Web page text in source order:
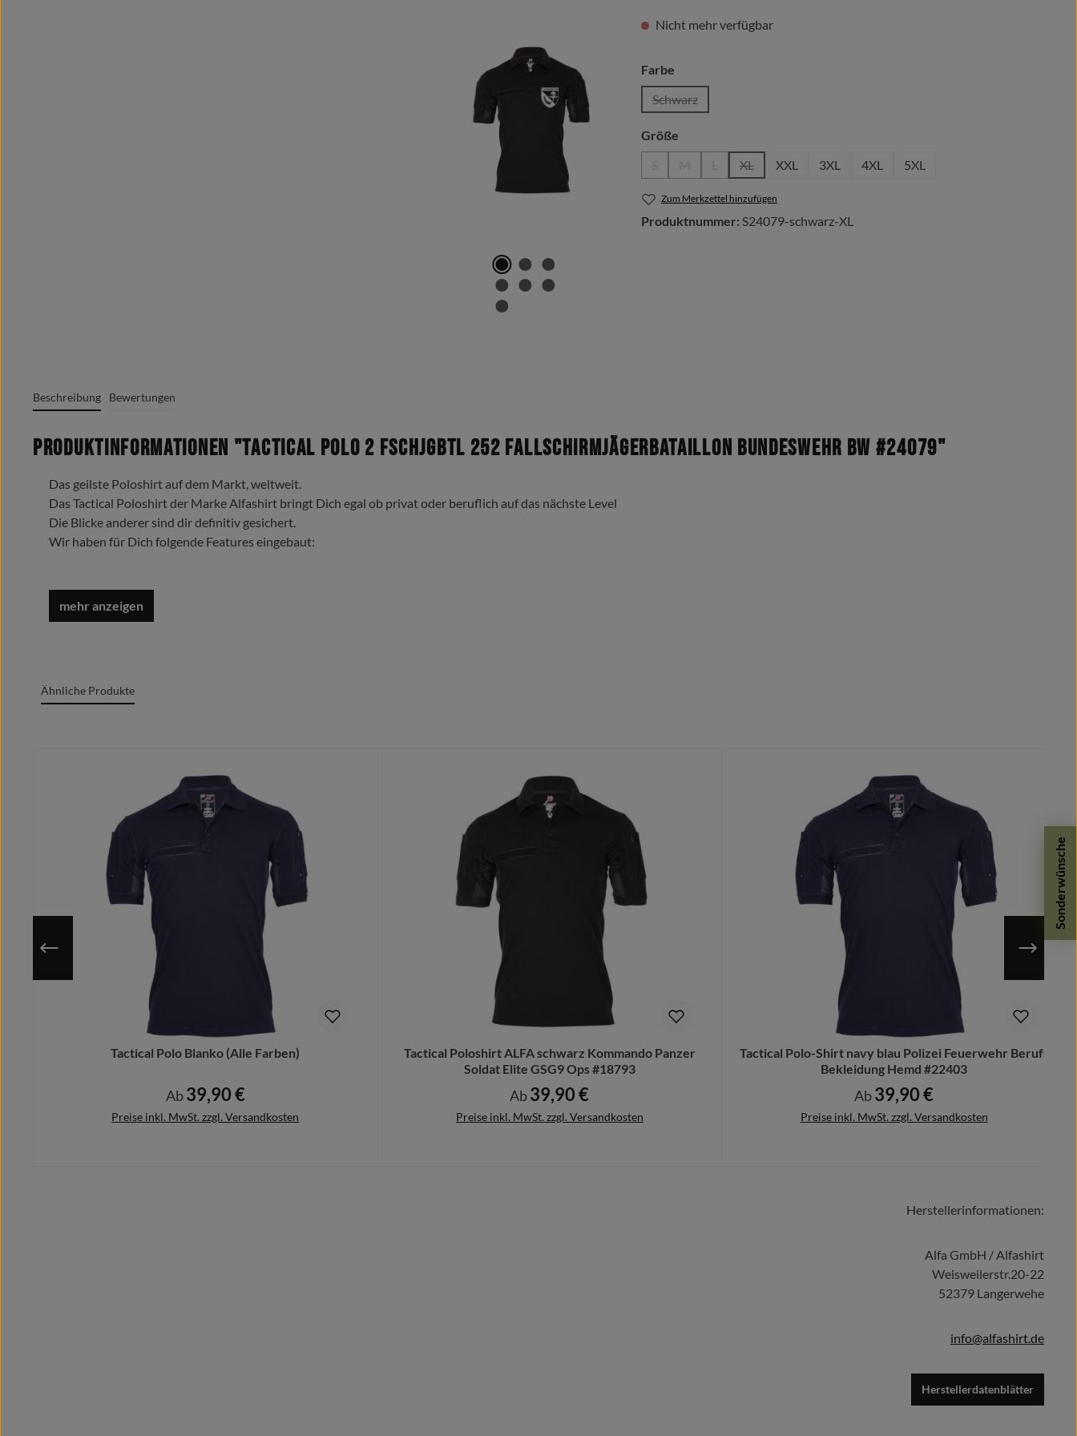
Nicht mehr verfügbar
Farbeauswählen
Schwarz
(Diese Option ist zurzeit nicht verfügbar.)
Größeauswählen
(Diese Option ist zurzeit nicht verfügbar.)
(Diese Option ist zurzeit nicht verfügbar.)
(Diese Option ist zurzeit nicht verfügbar.)
XL
(Diese Option ist zurzeit nicht verfügbar.)
XXL 3XL 4XL 5XL
Zum Merkzettel hinzufügen
Produktnummer: S24079-schwarz-XL
Sonderwünsche
Beschreibung Bewertungen
Produktinformationen "Tactical Polo 2 FschJgBtl 252 Fallschirmjägerbataillon Bundeswehr BW #24079"
Das geilste Poloshirt auf dem Markt, weltweit.
Das Tactical Poloshirt der Marke Alfashirt bringt Dich egal ob privat oder beruflich auf das nächste Level
Die Blicke anderer sind dir definitiv gesichert.
Wir haben für Dich folgende Features eingebaut:
2 x Patch Aufnahme (7,5 x 13,5 cm) an beiden Ärmeln
inkl. Organizer-Schubfächer für jeweils 3 Stifte und Reißverschluss Taschen 13 x 18cm (passend für gängige Smartphone Modelle)
doppelt vernäht
mit Reserve Knopf inliegend eingenäht
perforierte atmungsaktive Stoffeinsätze im Achselbereich für angenehmen Tragekomfort
Um Schweißbildung vorzubeugen, dadurch auch ideal bei höheren Temperaturen einsetzbar (z.B. in den Tropen)
50% Baumwolle/cotton/coton (m.)/Algodón - 50% Polyester / Poliéster
Nutze die hinterlegte Größentabelle um sicher zu gehen, dass du die richtige Größe wählst.
Da das Motiv erst nach Bestelleingang auf deine gewählte Größe gedruckt wird, ist ein Umtausch nur aus Qualitätsmängeln möglich.
#nieohnemeinTeam. Sorgt für einen einheitlichen Look. Ob Security, Feuerwehr oder Sanitäter.
Dieses Shirt verleiht Eurer Gruppe das coolste Auftreten.
Meldet Euch vor dem Kauf bei uns, wir designen Euren Vorschlag kostenlos.
Ähnliche Produkte
Tactical Polo Blanko (Alle Farben)
Regulärer Preis:
Ab39,90 €
Preise inkl. MwSt. zzgl. Versandkosten
Tactical Poloshirt ALFA schwarz Kommando Panzer
Soldat Elite GSG9 Ops #18793
Regulärer Preis:
Ab39,90 €
Preise inkl. MwSt. zzgl. Versandkosten
Tactical Polo-Shirt navy blau Polizei Feuerwehr Berufs
Bekleidung Hemd #22403
Regulärer Preis:
Ab39,90 €
Preise inkl. MwSt. zzgl. Versandkosten
DetailsHerstellerinformationen:
Alfa GmbH / Alfashirt
Weisweilerstr.20-22
52379 Langerwehe
info@alfashirt.de
Herstellerdatenblätter